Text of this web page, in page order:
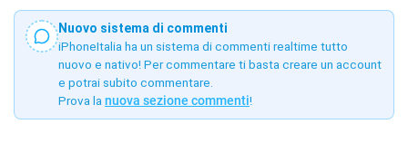
Nuovo sistema di commenti
iPhoneItalia ha un sistema di commenti realtime tutto
nuovo e nativo! Per commentare ti basta creare un account
e potrai subito commentare.
Prova la nuova sezione commenti!